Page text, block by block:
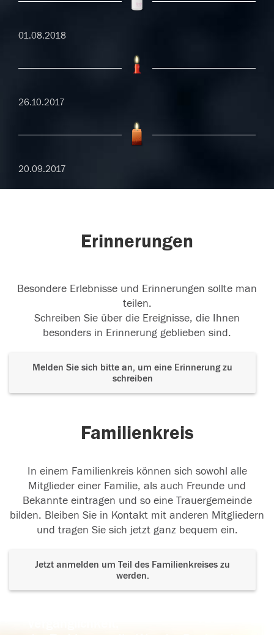
01.08.2018
26.10.2017
20.09.2017
Erinnerungen
Besondere Erlebnisse und Erinnerungen sollte man
teilen.
Schreiben Sie über die Ereignisse, die Ihnen
besonders in Erinnerung geblieben sind.
Melden Sie sich bitte an, um eine Erinnerung zu
schreiben
Familienkreis
In einem Familienkreis können sich sowohl alle
Mitglieder einer Familie, als auch Freunde und
Bekannte eintragen und so eine Trauergemeinde
bilden. Bleiben Sie in Kontakt mit anderen Mitgliedern
und tragen Sie sich jetzt ganz bequem ein.
Jetzt anmelden um Teil des Familienkreises zu
werden.